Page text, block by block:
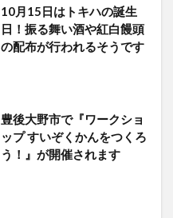
10月15日はトキハの誕生
日！振る舞い酒や紅白饅頭
の配布が行われるそうです
豊後大野市で『ワークショ
ップ すいぞくかんをつくろ
う！』が開催されます